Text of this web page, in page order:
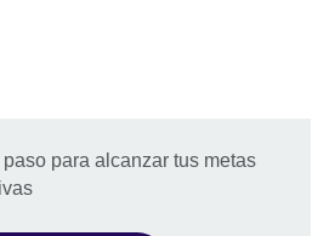
paso para alcanzar tus metas